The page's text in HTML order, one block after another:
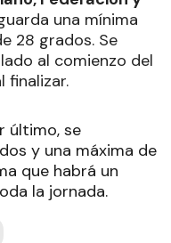
una mínima
28 grados. Se
al comienzo del
finalizar.
último, se
y una máxima de
que habrá un
la jornada.